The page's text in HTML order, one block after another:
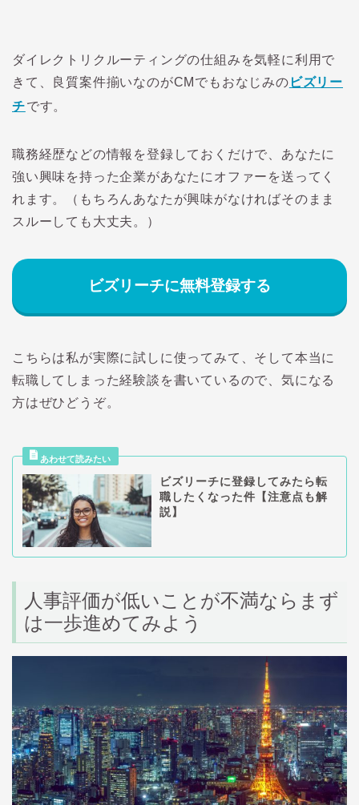
ダイレクトリクルーティングの仕組みを気軽に利用で
きて、良質案件揃いなのがCMでもおなじみの ビズリー
チです。
職務経歴などの情報を登録しておくだけで、あなたに
強い興味を持った企業があなたにオファーを送ってく
れます。（もちろんあなたが興味がなければそのまま
スルーしても大丈夫。）
ビズリーチに無料登録する
こちらは私が実際に試しに使ってみて、そして本当に
転職してしまった経験談を書いているので、気になる
方はぜひどうぞ。
ビズリーチに登録してみたら転
職したくなった件【注意点も解
説】
人事評価が低いことが不満ならまず
は一歩進めてみよう